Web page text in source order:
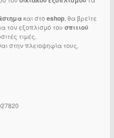
και στοeshop, θα βρείτε
τον εξοπλισμό τουσπιτιού
τιμές.
στην πλειοψηφία τους,